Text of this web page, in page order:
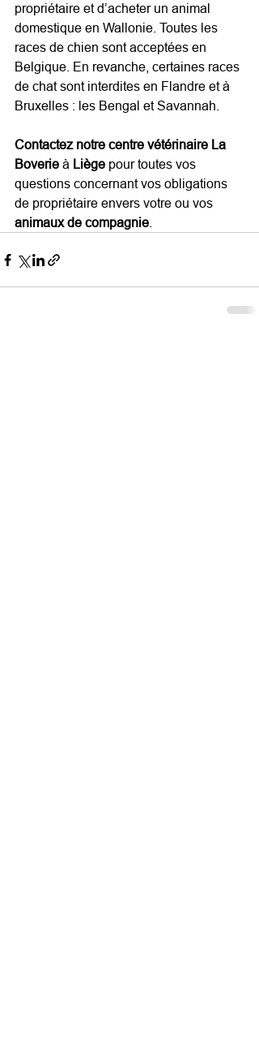
propriétaire et d’acheter un animal
domestique en Wallonie. Toutes les
races de chien sont acceptées en
Belgique. En revanche, certaines races
de chat sont interdites en Flandre et à
Bruxelles : les Bengal et Savannah.
Contactez notre centre vétérinaire La
Boverie à Liège pour toutes vos
questions concernant vos obligations
de propriétaire envers votre ou vos
animaux de compagnie